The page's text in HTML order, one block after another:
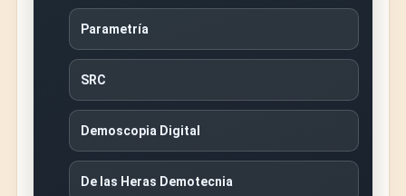
Parametría
SRC
Demoscopia Digital
De las Heras Demotecnia